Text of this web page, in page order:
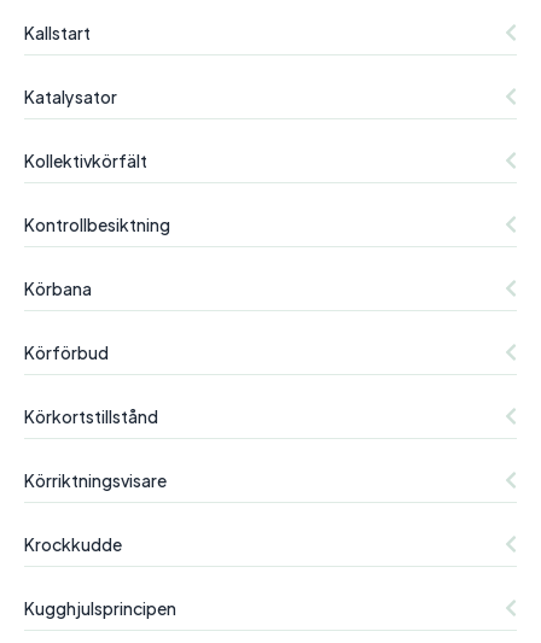
Kallstart
Katalysator
Kollektivkörfält
Kontrollbesiktning
Körbana
Körförbud
Körkortstillstånd
Körriktningsvisare
Krockkudde
Kugghjulsprincipen